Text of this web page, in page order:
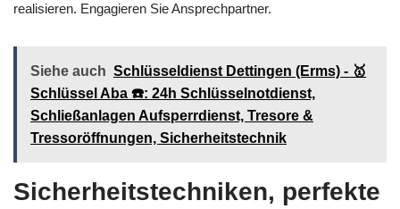
realisieren. Engagieren Sie Ansprechpartner.
Siehe auch Schlüsseldienst Dettingen (Erms) - 🥇
Schlüssel Aba ☎️: 24h Schlüsselnotdienst,
Schließanlagen Aufsperrdienst, Tresore &
Tressoröffnungen, Sicherheitstechnik
Sicherheitstechniken, perfekte